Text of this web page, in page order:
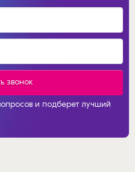
звонок
и подберет лучший